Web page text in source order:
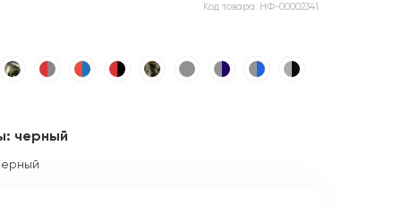
Код товара: НФ-00002341
черный